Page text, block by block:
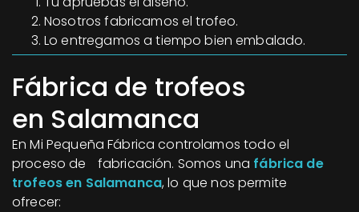
Nosotros fabricamos el trofeo.
Lo entregamos a tiempo bien embalado.
Fábrica de trofeos
en Salamanca
En Mi Pequeña Fábrica controlamos todo el
proceso de fabricación. Somos una fábrica de
trofeos en Salamanca, lo que nos permite
ofrecer: